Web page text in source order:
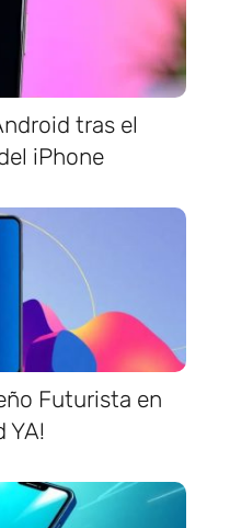
tras el
iPhone
Futurista en
YA!